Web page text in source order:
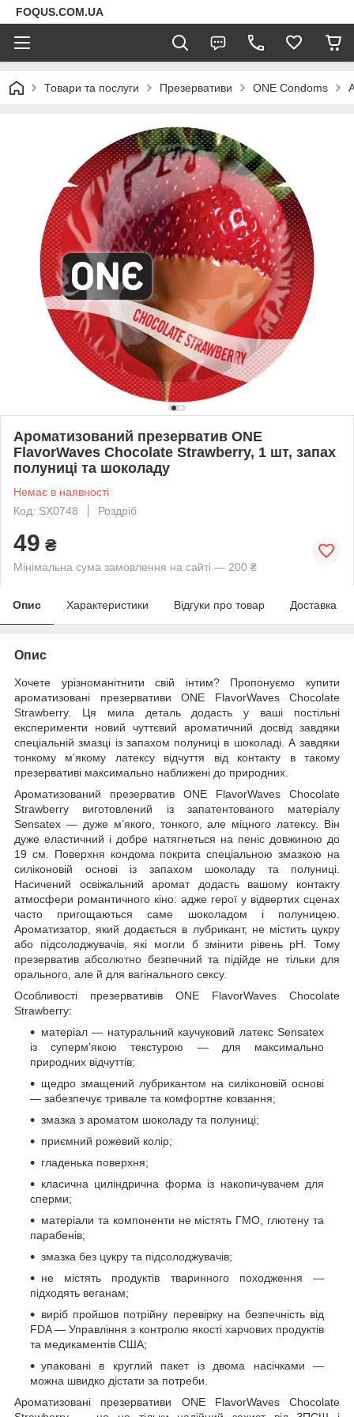
FOQUS.COM.UA
Товари та послуги Презервативи ONE Condoms
Ароматизований презерватив ONE
FlavorWaves Chocolate Strawberry, 1 шт, запах
полуниці та шоколаду
Немає в наявності
Код: SX0748
Роздріб
49 ₴
Мінімальна сума замовлення на сайті — 200 ₴
Опис Характеристики Відгуки про товар Доставка
Опис
Хочете урізноманітнити свій інтим? Пропонуємо купити
ароматизовані презервативи ONE FlavorWaves Chocolate
Strawberry. Ця мила деталь додасть у ваші постільні
експерименти новий чуттєвий ароматичний досвід завдяки
спеціальній змазці із запахом полуниці в шоколаді. А завдяки
тонкому м’якому латексу відчуття від контакту в такому
презервативі максимально наближені до природних.
Ароматизований презерватив ONE FlavorWaves Chocolate
Strawberry виготовлений із запатентованого матеріалу
Sensatex — дуже м’якого, тонкого, але міцного латексу. Він
дуже еластичний і добре натягнеться на пеніс довжиною до
19 см. Поверхня кондома покрита спеціальною змазкою на
силіконовій основі із запахом шоколаду та полуниці.
Насичений освіжальний аромат додасть вашому контакту
атмосфери романтичного кіно: адже герої у відвертих сценах
часто пригощаються саме шоколадом і полуницею.
Ароматизатор, який додається в лубрикант, не містить цукру
або підсолоджувачів, які могли б змінити рівень pH. Тому
презерватив абсолютно безпечний та підійде не тільки для
орального, але й для вагінального сексу.
Особливості презервативів ONE FlavorWaves Chocolate
Strawberry:
матеріал — натуральний каучуковий латекс Sensatex
із суперм’якою текстурою — для максимально
природних відчуттів;
щедро змащений лубрикантом на силіконовій основі
— забезпечує тривале та комфортне ковзання;
змазка з ароматом шоколаду та полуниці;
приємний рожевий колір;
гладенька поверхня;
класична циліндрична форма із накопичувачем для
сперми;
матеріали та компоненти не містять ГМО, глютену та
парабенів;
змазка без цукру та підсолоджувачів;
не містять продуктів тваринного походження —
підходять веганам;
виріб пройшов потрійну перевірку на безпечність від
FDA — Управління з контролю якості харчових продуктів
та медикаментів США;
упаковані в круглий пакет із двома насічками —
можна швидко дістати за потреби.
Ароматизовані презервативи ONE FlavorWaves Chocolate